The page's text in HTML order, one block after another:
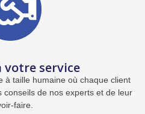
votre service
à taille humaine où chaque client
conseils de nos experts et de leur
faire.